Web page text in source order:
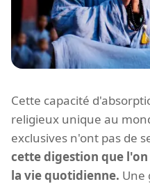
Cette capacité
religieux unique au
exclusives n'ont pas de
cette digestion que
la vie quotidienne. Une